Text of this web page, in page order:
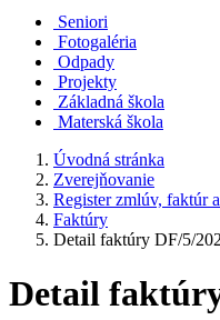
Seniori
Fotogaléria
Odpady
Projekty
Základná škola
Materská škola
Úvodná stránka
Zverejňovanie
Register zmlúv, faktúr
Faktúry
Detail faktúry DF/5/
Detail